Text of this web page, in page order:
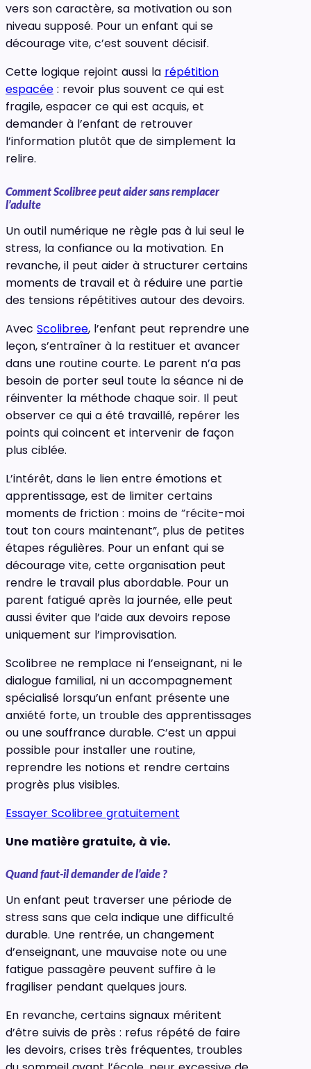
vers son caractère, sa motivation ou son
niveau supposé. Pour un enfant qui se
décourage vite, c’est souvent décisif.
Cette logique rejoint aussi la répétition
espacée : revoir plus souvent ce qui est
fragile, espacer ce qui est acquis, et
demander à l’enfant de retrouver
l’information plutôt que de simplement la
relire.
Comment Scolibree peut aider sans remplacer
l’adulte
Un outil numérique ne règle pas à lui seul le
stress, la confiance ou la motivation. En
revanche, il peut aider à structurer certains
moments de travail et à réduire une partie
des tensions répétitives autour des devoirs.
Avec Scolibree, l’enfant peut reprendre une
leçon, s’entraîner à la restituer et avancer
dans une routine courte. Le parent n’a pas
besoin de porter seul toute la séance ni de
réinventer la méthode chaque soir. Il peut
observer ce qui a été travaillé, repérer les
points qui coincent et intervenir de façon
plus ciblée.
L’intérêt, dans le lien entre émotions et
apprentissage, est de limiter certains
moments de friction : moins de “récite-moi
tout ton cours maintenant”, plus de petites
étapes régulières. Pour un enfant qui se
décourage vite, cette organisation peut
rendre le travail plus abordable. Pour un
parent fatigué après la journée, elle peut
aussi éviter que l’aide aux devoirs repose
uniquement sur l’improvisation.
Scolibree ne remplace ni l’enseignant, ni le
dialogue familial, ni un accompagnement
spécialisé lorsqu’un enfant présente une
anxiété forte, un trouble des apprentissages
ou une souffrance durable. C’est un appui
possible pour installer une routine,
reprendre les notions et rendre certains
progrès plus visibles.
Essayer Scolibree gratuitement
Une matière gratuite, à vie.
Quand faut-il demander de l’aide ?
Un enfant peut traverser une période de
stress sans que cela indique une difficulté
durable. Une rentrée, un changement
d’enseignant, une mauvaise note ou une
fatigue passagère peuvent suffire à le
fragiliser pendant quelques jours.
En revanche, certains signaux méritent
d’être suivis de près : refus répété de faire
les devoirs, crises très fréquentes, troubles